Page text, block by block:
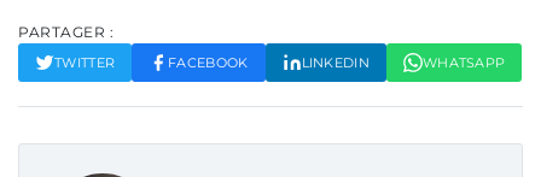
PARTAGER :
TWITTER FACEBOOK LINKEDIN WHATSAPP